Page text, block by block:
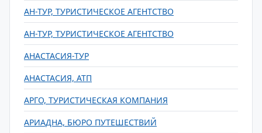
АН-ТУР, ТУРИСТИЧЕСКОЕ АГЕНТСТВО
АН-ТУР, ТУРИСТИЧЕСКОЕ АГЕНТСТВО
АНАСТАСИЯ-ТУР
АНАСТАСИЯ, АТП
АРГО, ТУРИСТИЧЕСКАЯ КОМПАНИЯ
АРИАДНА, БЮРО ПУТЕШЕСТВИЙ